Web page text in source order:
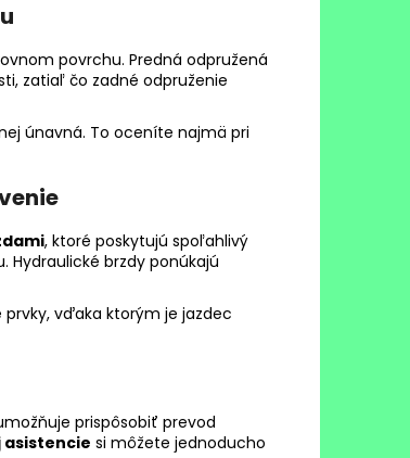
povrchu. Predná odpružená
zatiaľ čo zadné odpruženie
únavná. To oceníte najmä pri
, ktoré poskytujú spoľahlivý
Hydraulické brzdy ponúkajú
vďaka ktorým je jazdec
prispôsobiť prevod
asistencie si môžete jednoducho